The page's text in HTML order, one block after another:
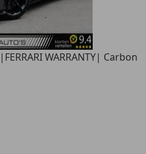
WARRANTY| Carbon